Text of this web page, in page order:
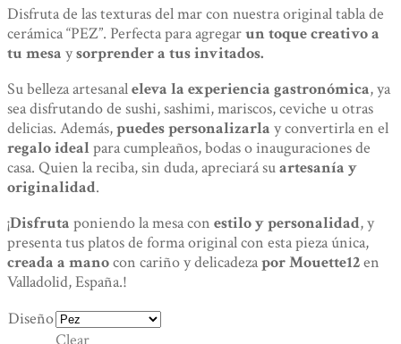
Disfruta de las texturas del mar con nuestra original tabla de
cerámica “PEZ”. Perfecta para agregarun toque creativo a
tu mesa ysorprender a tus invitados.
Su belleza artesanaleleva la experiencia gastronómica, ya
sea disfrutando de sushi, sashimi, mariscos, ceviche u otras
delicias. Además,puedes personalizarla y convertirla en el
regalo idealpara cumpleaños, bodas o inauguraciones de
casa. Quien la reciba, sin duda, apreciará suartesanía y
originalidad.
¡Disfruta poniendo la mesa con estilo y personalidad, y
presenta tus platos de forma original con esta pieza única,
creada a manocon cariño y delicadezapor Mouette12en
Valladolid, España.!
Diseño